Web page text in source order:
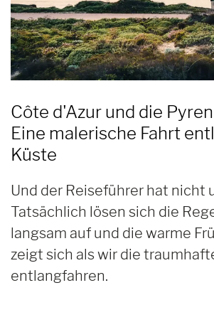
Côte d'Azur und die
Eine malerische Fahrt
Küste
Und der Reiseführer hat nicht
Tatsächlich lösen sich die
langsam auf und die warme
zeigt sich als wir die
entlangfahren.